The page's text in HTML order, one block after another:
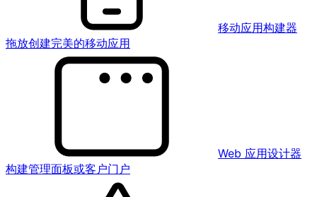
移动应用构建器
拖放创建完美的移动应用
Web 应用设计器
构建管理面板或客户门户